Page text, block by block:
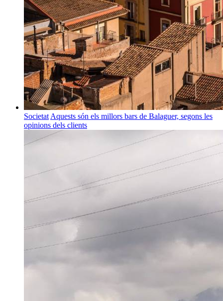
Societat Aquests són els millors bars de Balaguer, segons les
opinions dels clients